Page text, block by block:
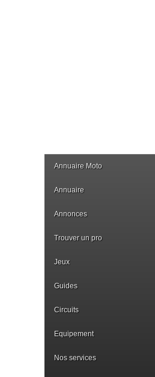
Annuaire Moto
Annuaire
Annonces
Trouver un pro
Jeux
Guides
Circuits
Equipement
Nos services